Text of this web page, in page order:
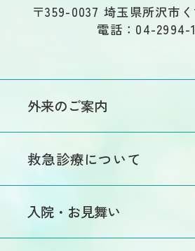
〒359-0037 埼玉県所沢市
電話：04-2994-
外来のご案内
外来医師担当表
受診希望の方
救急診療について
入院・お見舞い